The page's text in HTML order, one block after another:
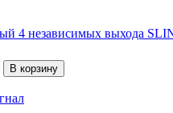
4 независимых выхода